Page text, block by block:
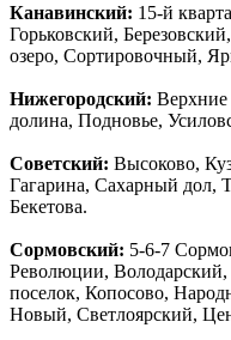
Канавинский: 15-й
Горьковский,
озеро, Сортировочный,
Нижегородский: Верхние
долина, Подновье,
Советский: Высоково,
Гагарина, Сахарный дол,
Бекетова.
Сормовский: 5-6-7
Революции,
поселок, Копосово,
Новый, Светлоярский,